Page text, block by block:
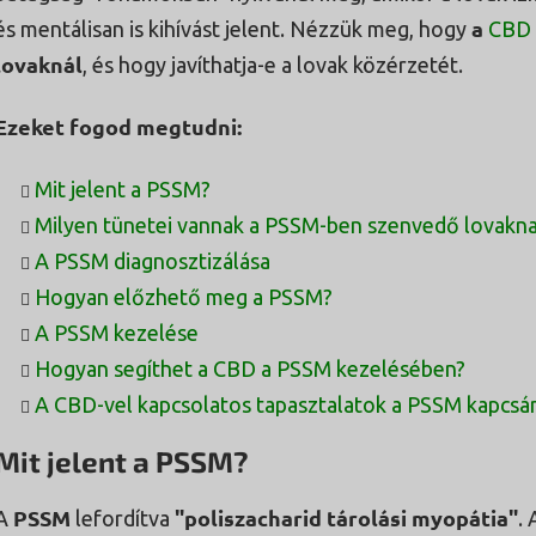
mentálisan is kihívást jelent. Nézzük meg, hogya CBD
, és hogy javíthatja-e a lovak közérzetét.
fogod megtudni:
Mit jelent a PSSM?
Milyen tünetei vannak a PSSM-ben szenvedő
A PSSM diagnosztizálása
Hogyan előzhető meg a PSSM?
A PSSM kezelése
Hogyan segíthet a CBD a PSSM kezelésében?
A CBD-vel kapcsolatos tapasztalatok a PSSM
jelent a PSSM?
PSSM lefordítva "poliszacharid tárolási myopátia".